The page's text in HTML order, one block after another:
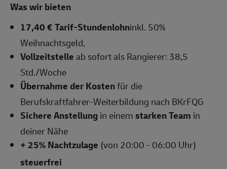
Was wir bieten
17,40 € Tarif-Stundenlohninkl. 50%
Weihnachtsgeld,
Vollzeitstelleab sofort als Rangierer: 38,5
Std./Woche
Übernahme der Kostenfür die
Berufskraftfahrer-Weiterbildung nach BKrFQG
Sichere Anstellungin einemstarken Team in
deiner Nähe
+ 25% Nachtzulage (von 20:00 - 06:00 Uhr)
steuerfrei